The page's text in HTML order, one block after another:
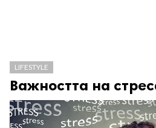
LIFESTYLE
Важността на